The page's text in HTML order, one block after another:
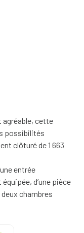
agréable, cette
possibilités
clôturé de 1 663
entrée
d’une pièce
chambres
d’été, une